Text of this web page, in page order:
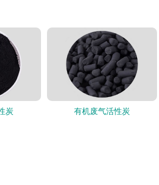
炭 有机废气活性炭